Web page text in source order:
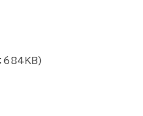
684KB)